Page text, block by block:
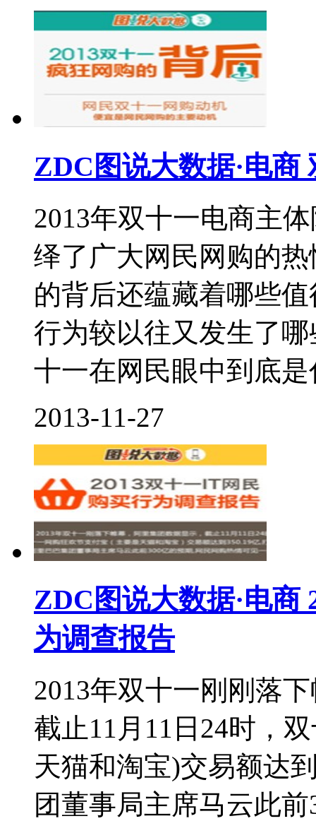
ZDC图说大数据·电商
2013年双十一电商主
绎了广大网民网购的
的背后还蕴藏着哪些
行为较以往又发生了
十一在网民眼中到底
2013-11-27
ZDC图说大数据·电商
为调查报告
2013年双十一刚刚落
截止11月11日24时，
天猫和淘宝)交易额达
团董事局主席马云此